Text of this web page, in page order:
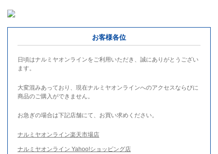
お客様各位
日頃はナルミヤオンラインをご利用いただき、誠にありがとうござい
ます。
大変混みあっており、現在ナルミヤオンラインへのアクセスならびに
商品のご購入ができません。
お急ぎの場合は下記店舗にて、お買い求めください。
ナルミヤオンライン楽天市場店
ナルミヤオンライン Yahoo!ショッピング店